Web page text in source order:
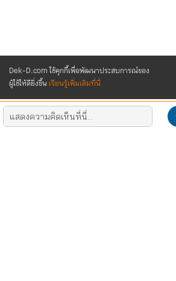
Dek-D.com ใช้คุกกี้เพื่อพัฒนาประสบการณ์ของ
ผู้ใช้ให้ดียิ่งขึ้น เรียนรู้เพิ่มเติมที่นี่